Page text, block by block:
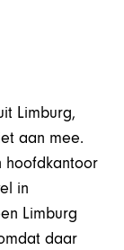
Limburg,
aan mee.
hoofdkantoor
in
Limburg
daar